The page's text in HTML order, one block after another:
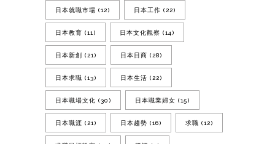
日本就職市場 (12) 日本工作 (22)
日本教育 (11) 日本文化觀察 (14)
日本新創 (21) 日本日商 (28)
日本求職 (13) 日本生活 (22)
日本職場文化 (30) 日本職業婦女 (15)
日本職涯 (21) 日本趨勢 (16) 求職 (12)